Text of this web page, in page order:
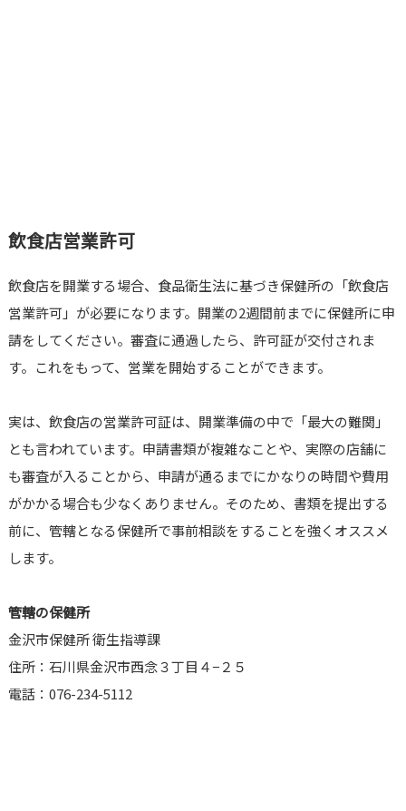
飲食店営業許可
飲食店を開業する場合、食品衛生法に基づき保健所の「飲食店
営業許可」が必要になります。開業の2週間前までに保健所に申
請をしてください。審査に通過したら、許可証が交付されま
す。これをもって、営業を開始することができます。
実は、飲食店の営業許可証は、開業準備の中で「最大の難関」
とも言われています。申請書類が複雑なことや、実際の店舗に
も審査が入ることから、申請が通るまでにかなりの時間や費用
がかかる場合も少なくありません。そのため、書類を提出する
前に、管轄となる保健所で事前相談をすることを強くオススメ
します。
管轄の保健所
金沢市保健所 衛生指導課
住所：石川県金沢市西念３丁目４−２５
電話：076-234-5112